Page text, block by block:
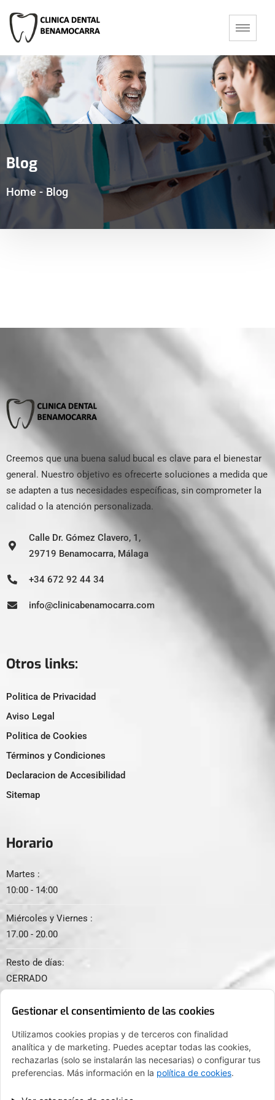
Blog
Home - Blog
Creemos que una buena salud bucal es clave para el bienestar
general. Nuestro objetivo es ofrecerte soluciones a medida que
se adapten a tus necesidades específicas, sin comprometer la
calidad o la atención personalizada.
Calle Dr. Gómez Clavero, 1,
29719 Benamocarra, Málaga
+34 672 92 44 34
info@clinicabenamocarra.com
Otros links:
Politica de Privacidad
Aviso Legal
Politica de Cookies
Términos y Condiciones
Declaracion de Accesibilidad
Sitemap
Horario
Martes :
10:00 - 14:00
Miércoles y Viernes :
17.00 - 20.00
Resto de días:
CERRADO
© 2024. Todos los derechos reservados.
Gestionar el consentimiento de las cookies
Utilizamos cookies propias y de terceros con finalidad
analítica y de marketing. Puedes aceptar todas las cookies,
rechazarlas (solo se instalarán las necesarias) o configurar tus
preferencias. Más información en la política de cookies.